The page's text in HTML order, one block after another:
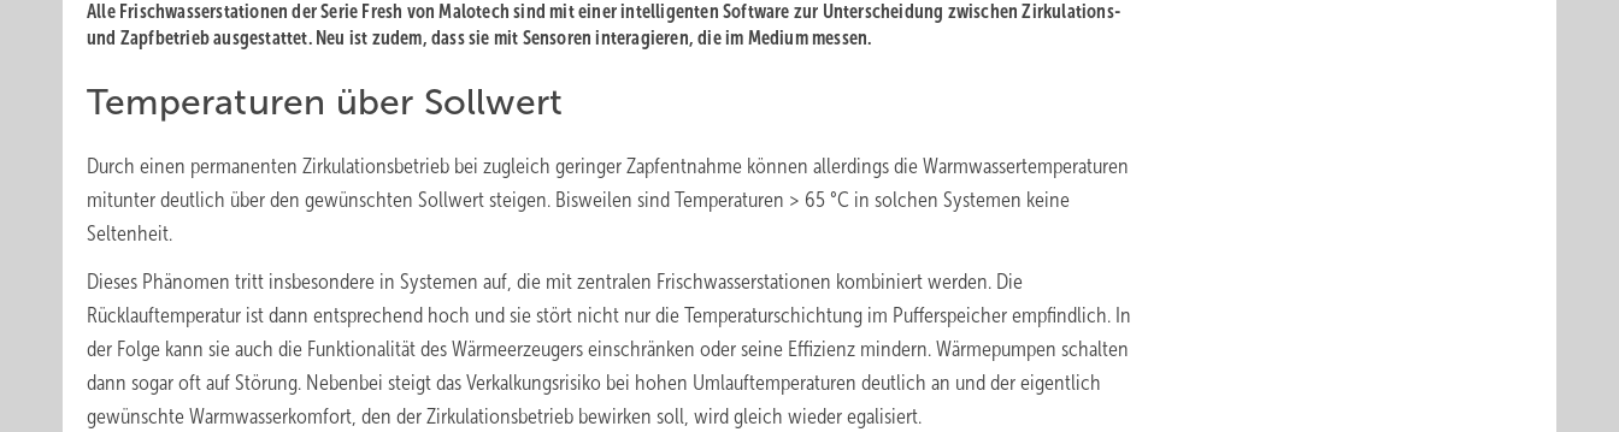
Alle Frischwasserstationen der Serie Fresh von Malotech sind mit einer intelligenten Software zur Unterscheidung zwischen Zirkulations-
und Zapfbetrieb ausgestattet. Neu ist zudem, dass sie mit Sensoren interagieren, die im Medium messen.
Temperaturen über Sollwert
Durch einen permanenten Zirkulationsbetrieb bei zugleich geringer Zapfentnahme können allerdings die Warmwassertemperaturen
mitunter deutlich über den gewünschten Sollwert steigen. Bisweilen sind Temperaturen > 65 °C in solchen Systemen keine
Seltenheit.
Dieses Phänomen tritt insbesondere in Systemen auf, die mit zentralen Frischwasserstationen kombiniert werden. Die
Rücklauftemperatur ist dann entsprechend hoch und sie stört nicht nur die Temperaturschichtung im Pufferspeicher empfindlich. In
der Folge kann sie auch die Funktionalität des Wärmeerzeugers einschränken oder seine Effizienz mindern. Wärmepumpen schalten
dann sogar oft auf Störung. Nebenbei steigt das Verkalkungsrisiko bei hohen Umlauftemperaturen deutlich an und der eigentlich
gewünschte Warmwasserkomfort, den der Zirkulationsbetrieb bewirken soll, wird gleich wieder egalisiert.